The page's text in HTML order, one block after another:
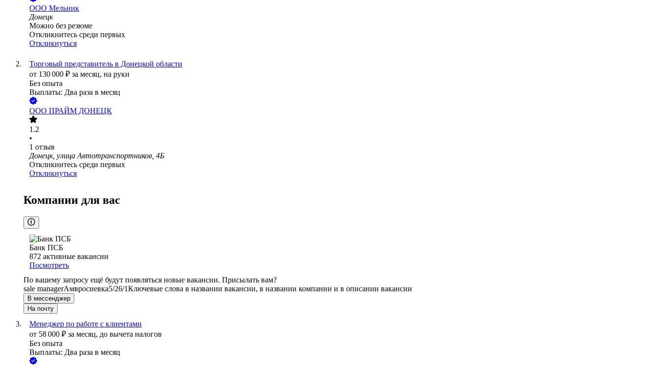
ООО Мельник
Донецк
Можно без резюме
Откликнитесь среди первых
Откликнуться
Торговый представитель в Донецкой области
от 130 000 ₽ за месяц, на руки
Без опыта
Выплаты: Два раза в месяц
ООО ПРАЙМ ДОНЕЦК
1.2
•
1 отзыв
Донецк, улица Автотранспортников, 4Б
Откликнитесь среди первых
Откликнуться
Компании для вас
Банк ПСБ
872 активные вакансии
Посмотреть
По вашему запросу ещё будут появляться новые вакансии. Присылать вам?
sale managerАмвросиевка5/26/1Ключевые слова в названии вакансии, в названии компании и в описании вакансии
В мессенджер
На почту
Менеджер по работе с клиентами
от 58 000 ₽ за месяц, до вычета налогов
Без опыта
Выплаты: Два раза в месяц